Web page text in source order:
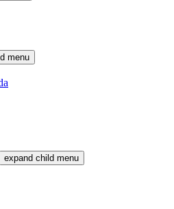
menu
expand child menu